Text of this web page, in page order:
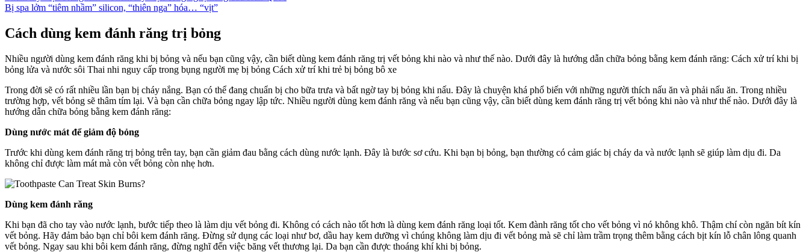
Bị spa lởm “tiêm nhầm” silicon, “thiên nga” hóa… “vịt”
Cách dùng kem đánh răng trị bỏng
Nhiều người dùng kem đánh răng khi bị bỏng và nếu bạn cũng vậy, cần biết dùng kem đánh răng trị vết bỏng khi nào và như thế nào. Dưới đây là hướng dẫn chữa bỏng bằng kem đánh răng: Cách xử trí khi bị
bỏng lửa và nước sôi Thai nhi nguy cấp trong bụng người mẹ bị bỏng Cách xử trí khi trẻ bị bỏng bô xe
Trong đời sẽ có rất nhiều lần bạn bị cháy nắng. Bạn có thể đang chuẩn bị cho bữa trưa và bất ngờ tay bị bỏng khi nấu. Đây là chuyện khá phổ biến với những người thích nấu ăn và phải nấu ăn. Trong nhiều
trường hợp, vết bỏng sẽ thâm tím lại. Và bạn cần chữa bỏng ngay lập tức. Nhiều người dùng kem đánh răng và nếu bạn cũng vậy, cần biết dùng kem đánh răng trị vết bỏng khi nào và như thế nào. Dưới đây là
hướng dẫn chữa bỏng bằng kem đánh răng:
Dùng nước mát để giảm độ bỏng
Trước khi dùng kem đánh răng trị bỏng trên tay, bạn cần giảm đau bằng cách dùng nước lạnh. Đây là bước sơ cứu. Khi bạn bị bỏng, bạn thường có cảm giác bị cháy da và nước lạnh sẽ giúp làm dịu đi. Da
không chỉ được làm mát mà còn vết bỏng còn nhẹ hơn.
Dùng kem đánh răng
Khi bạn đã cho tay vào nước lạnh, bước tiếp theo là làm dịu vết bỏng đi. Không có cách nào tốt hơn là dùng kem đánh răng loại tốt. Kem đành răng tốt cho vết bỏng vì nó không khô. Thậm chí còn ngăn bít kín
vết bỏng. Hãy đảm bảo bạn chỉ bôi kem đánh răng. Đừng sử dụng các loại như bơ, dầu hay kem dưỡng vì chúng không làm dịu đi vết bỏng mà sẽ chỉ làm trầm trọng thêm bằng cách bịt kín lỗ chân lông quanh
vết bỏng. Ngay sau khi bôi kem đánh răng, đừng nghĩ đến việc băng vết thương lại. Da bạn cần được thoáng khí khi bị bỏng.